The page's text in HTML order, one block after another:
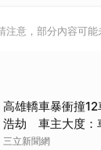
注意，部分內容可能
高雄轎車暴衝撞
浩劫 車主大度：
三立新聞網